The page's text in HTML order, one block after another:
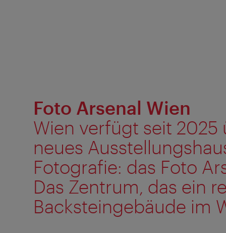
Foto Arsenal Wien
Wien verfügt seit 2025
neues
Fotografie: das Foto
Das Zentrum, das ein
Backsteingebäude im